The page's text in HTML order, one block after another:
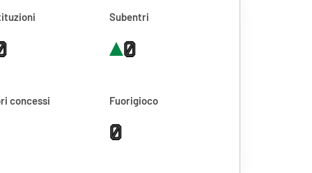
Subentri
0
concessi Fuorigioco
0